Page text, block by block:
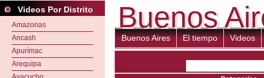
Videos Por Distrito
Amazonas
Ancash
Apurímac
Arequipa
Buenos
Buenos
Buenos Aires El tiempo Videos